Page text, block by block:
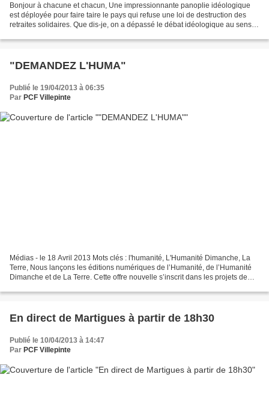
Bonjour à chacune et chacun, Une impressionnante panoplie idéologique
est déployée pour faire taire le pays qui refuse une loi de destruction des
retraites solidaires. Que dis-je, on a dépassé le débat idéologique au sens
"DEMANDEZ L'HUMA"
Publié le 19/04/2013 à 06:35
Par PCF Villepinte
Médias - le 18 Avril 2013 Mots clés : l'humanité, L'Humanité Dimanche, La
Terre, Nous lançons les éditions numériques de l’Humanité, de l’Humanité
Dimanche et de La Terre. Cette offre nouvelle s’inscrit dans les projets de
En direct de Martigues à partir de 18h30
Publié le 10/04/2013 à 14:47
Par PCF Villepinte